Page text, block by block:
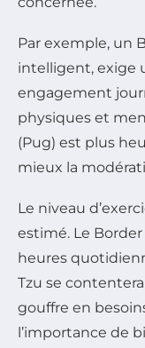
Par exemple, un
intelligent, exige
engagement
physiques et
(Pug) est plus
mieux la
Le niveau
estimé. Le
heures
Tzu se
gouffre en
l’importance de